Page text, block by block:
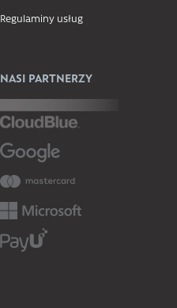
Regulaminy usług
NASI PARTNERZY